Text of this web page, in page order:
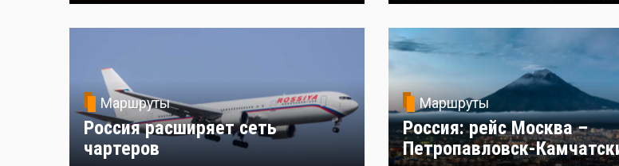
Маршруты
Россия расширяет сеть
чартеров
Маршруты
Россия: рейс Москва –
Петропавловск-